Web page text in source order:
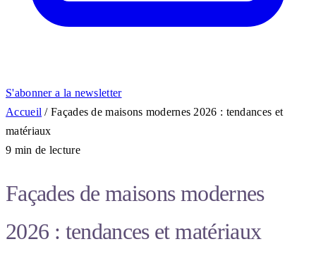
S'abonner a la newsletter
Accueil / Façades de maisons modernes 2026 : tendances et
matériaux
9 min de lecture
Façades de maisons modernes
2026 : tendances et matériaux